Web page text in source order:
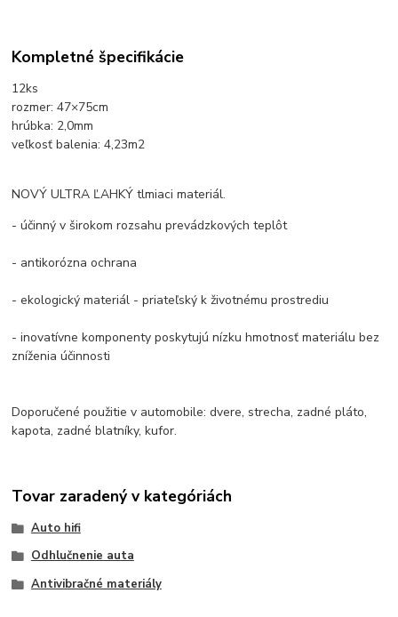
Kompletné špecifikácie
12ks
rozmer: 47×75cm
hrúbka: 2,0mm
veľkosť balenia: 4,23m2
NOVÝ ULTRA ĽAHKÝ tlmiaci materiál.
- účinný v širokom rozsahu prevádzkových teplôt
- antikorózna ochrana
- ekologický materiál - priateľský k životnému prostrediu
- inovatívne komponenty poskytujú nízku hmotnosť materiálu bez
zníženia účinnosti
Doporučené použitie v automobile: dvere, strecha, zadné pláto,
kapota, zadné blatníky, kufor.
Tovar zaradený v kategóriách
Auto hifi
Odhlučnenie auta
Antivibračné materiály